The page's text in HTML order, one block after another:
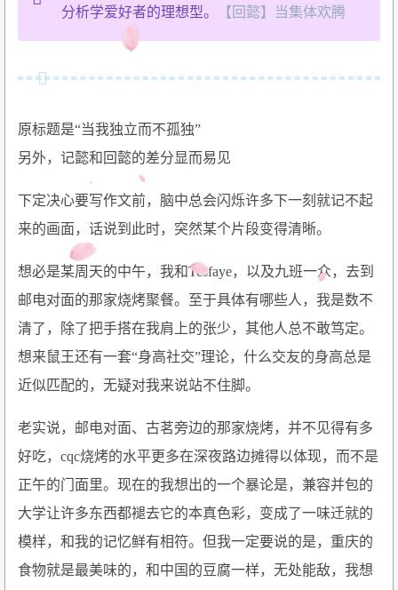
分析学爱好者的理想型。
【回懿】当集体欢腾
原标题是“当我独立而不孤独”
另外，记懿和回懿的差分显而易见
下定决心要写作文前，脑中总会闪烁许多下一刻就记不起
来的画面，话说到此时，突然某个片段变得清晰。
想必是某周天的中午，我和Tesfaye，以及九班一众，去到
邮电对面的那家烧烤聚餐。至于具体有哪些人，我是数不
清了，除了把手搭在我肩上的张少，其他人总不敢笃定。
想来鼠王还有一套“身高社交”理论，什么交友的身高总是
近似匹配的，无疑对我来说站不住脚。
老实说，邮电对面、古茗旁边的那家烧烤，并不见得有多
好吃，cqc烧烤的水平更多在深夜路边摊得以体现，而不是
正午的门面里。现在的我想出的一个暴论是，兼容并包的
大学让许多东西都褪去它的本真色彩，变成了一味迁就的
模样，和我的记忆鲜有相符。但我一定要说的是，重庆的
食物就是最美味的，和中国的豆腐一样，无处能敌，我想